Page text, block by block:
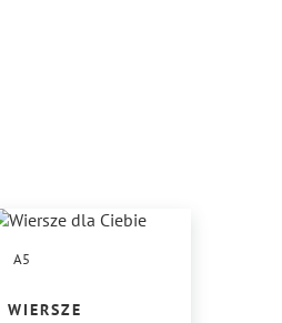
A5
WIERSZE